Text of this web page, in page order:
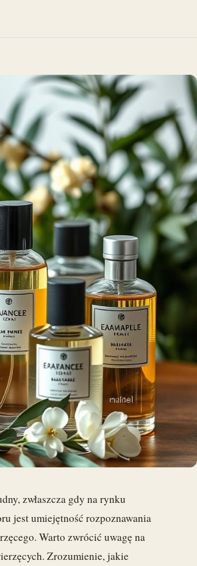
zwłaszcza gdy na rynku
jest umiejętność rozpoznawania
Warto zwrócić uwagę na
Zrozumienie, jakie